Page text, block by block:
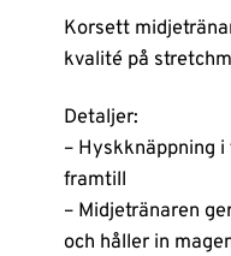
Korsett
kvalité på
Detaljer:
– Hyskknäppning
framtill
– Midjetränaren
och håller in